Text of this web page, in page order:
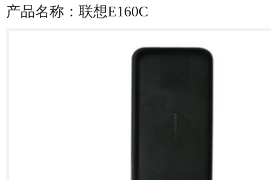
产品名称：联想E160C